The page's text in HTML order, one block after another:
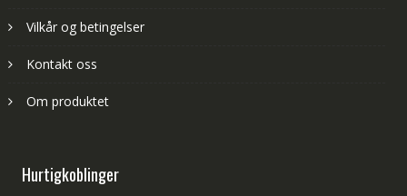
Vilkår og betingelser
Kontakt oss
Om produktet
Hurtigkoblinger